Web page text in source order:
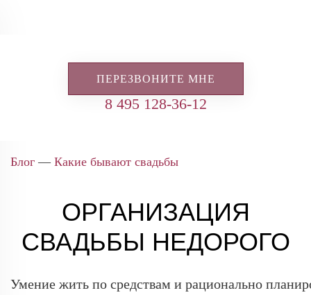
ПЕРЕЗВОНИТЕ МНЕ
8 495 128-36-12
Блог — Какие бывают свадьбы
ОРГАНИЗАЦИЯ
СВАДЬБЫ НЕДОРОГО
Умение жить по средствам и рационально